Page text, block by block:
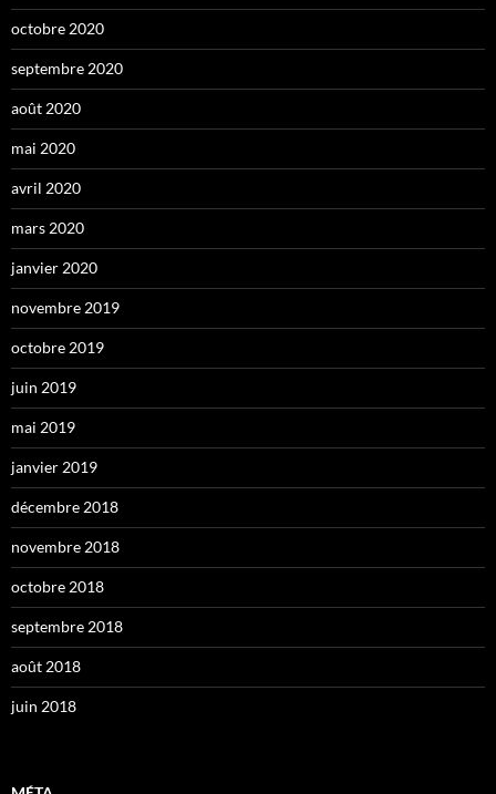
octobre 2020
septembre 2020
août 2020
mai 2020
avril 2020
mars 2020
janvier 2020
novembre 2019
octobre 2019
juin 2019
mai 2019
janvier 2019
décembre 2018
novembre 2018
octobre 2018
septembre 2018
août 2018
juin 2018